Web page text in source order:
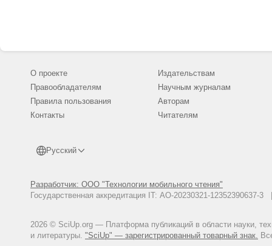
О проекте
Правообладателям
Правила пользования
Контакты
Русский
Разработчик: ООО "Технологии мобильного чтения"
Государственная аккредитация IT: АО-20230321-
2026 © SciUp.org — Платформа публикаций в области науки,
и литературы. "SciUp" — зарегистрированный товарный знак.
Издательствам
Научным журналам
Авторам
Читателям